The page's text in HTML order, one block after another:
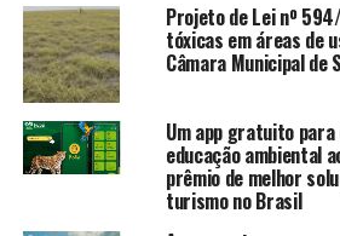
Projeto de Lei nº
tóxicas em áreas de
Câmara Municipal de
Um app gratuito
educação ambiental
prêmio de melhor
turismo no Brasil